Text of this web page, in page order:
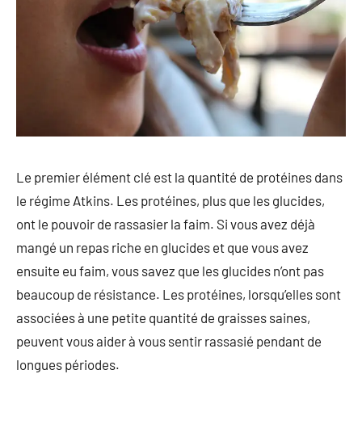
Le premier élément clé est la quantité de protéines dans
le régime Atkins. Les protéines, plus que les glucides,
ont le pouvoir de rassasier la faim. Si vous avez déjà
mangé un repas riche en glucides et que vous avez
ensuite eu faim, vous savez que les glucides n’ont pas
beaucoup de résistance. Les protéines, lorsqu’elles sont
associées à une petite quantité de graisses saines,
peuvent vous aider à vous sentir rassasié pendant de
longues périodes.